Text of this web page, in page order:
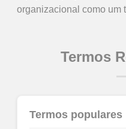
organizacional como um
Termos
Termos populares